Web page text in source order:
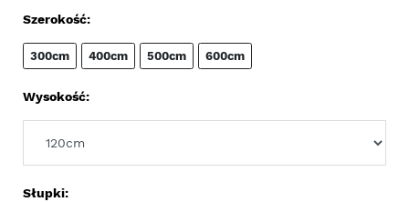
Szerokość:
300cm 400cm 500cm 600cm
Wysokość:
Słupki: